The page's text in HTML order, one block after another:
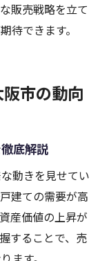
販売戦略を立て
待できます。
阪市の動向
底解説
動きを見せてい
建ての需要が高
産価値の上昇が
することで、売